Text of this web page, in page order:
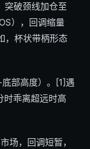
突破颈线加仓至
），回调缩量
，杯状带柄形态
部高度）。[1]遇
时乖离超远时高
场，回调短暂，